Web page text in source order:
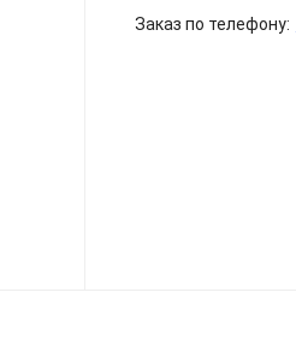
Заказ по телефону: